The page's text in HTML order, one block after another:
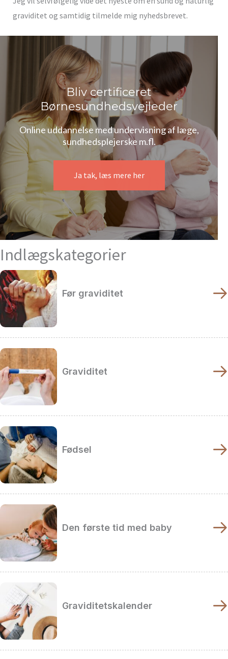
graviditet og samtidig tilmelde mig nyhedsbrevet.
Bliv certificeret
Børnesundhedsvejleder
Online uddannelse med undervisning af læge,
sundhedsplejerske m.fl.
Ja tak, læs mere her
Indlægskategorier
Før graviditet
Graviditet
Fødsel
Den første tid med baby
Graviditetskalender